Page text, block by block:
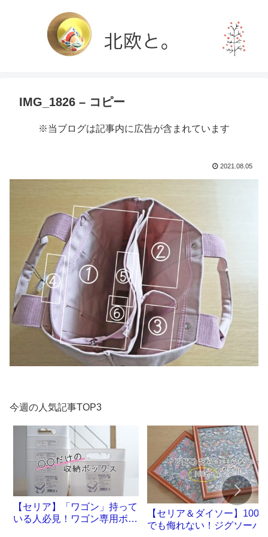
IMG_1826 – コピー
※当ブログは記事内に広告が含まれています
2021.08.05
今週の人気記事TOP3
【セリア】「ワゴン」持って
いる人必見！ワゴン専用ボッ
【セリア＆ダイソー】100円
でも侮れない！ジグソーパ